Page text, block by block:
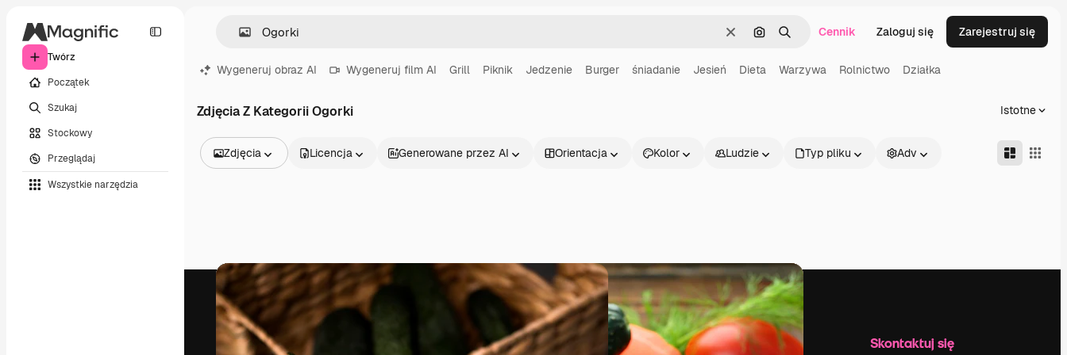
Twórz
Początek
Szukaj
Stockowy
Przeglądaj
Wszystkie narzędzia
WyczyśćSzukaj według obrazu
SzukajCennik Zaloguj się Zarejestruj się
Wygeneruj obraz AI Wygeneruj film AI Grill Piknik Jedzenie Burger śniadanie Jesień Dieta Warzywa Rolnictwo Działka
Zdjęcia Z Kategorii Ogorki Istotne
Zdjęcia
Filmy
Klipy wideo
Ruchome grafiki
Szablony wideo
Ikony
Modele 3D
Czcionki
Licencja Generowane przez AI Orientacja Kolor Ludzie Typ pliku Adv
Produkty Zacznij Firma Skontaktuj się